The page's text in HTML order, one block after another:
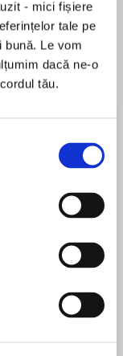
- mici fișiere
tale pe
bună. Le vom
dacă ne-o
tău.
years ago,
here again—
confident
like
on new
happiness.
getting
Times and
a leading